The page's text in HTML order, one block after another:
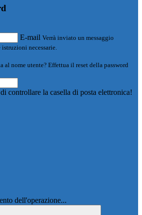
E-mail Verrà inviato un messaggio
necessarie.
al nome utente? Effettua il reset della password
controllare la casella di posta elettronica!
dell'operazione...